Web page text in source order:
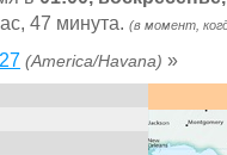
47 минута. (в момент,
(America/Havana) »